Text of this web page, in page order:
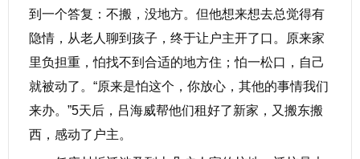
到一个答复：不搬，没地方。但他想来想去总觉得有
隐情，从老人聊到孩子，终于让户主开了口。原来家
里负担重，怕找不到合适的地方住；怕一松口，自己
就被动了。“原来是怕这个，你放心，其他的事情我们
来办。”5天后，吕海威帮他们租好了新家，又搬东搬
西，感动了户主。